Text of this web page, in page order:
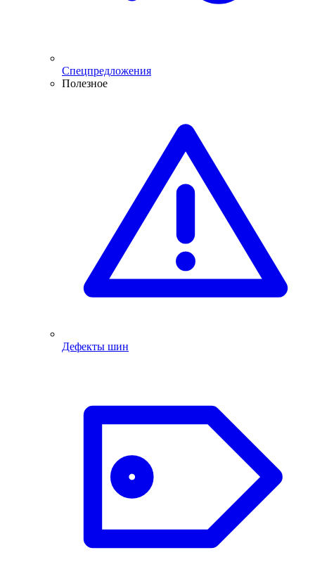
Спецпредложения
Полезное
Дефекты шин